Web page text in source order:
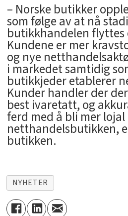
– Norske butikker
som følge av at nå
butikkhandelen flyttes
Kundene er mer
og nye
i markedet samtidig
butikkjeder etablerer
Kunder handler der
best ivaretatt, og
ferd med å bli mer
netthandelsbutikken,
butikken.
NYHETER